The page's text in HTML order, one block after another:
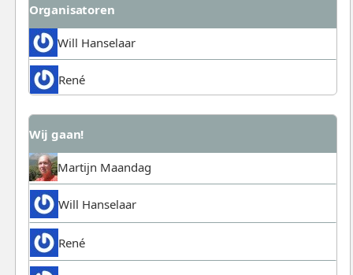
Organisatoren
Will Hanselaar
René
Wij gaan!
Martijn Maandag
Will Hanselaar
René